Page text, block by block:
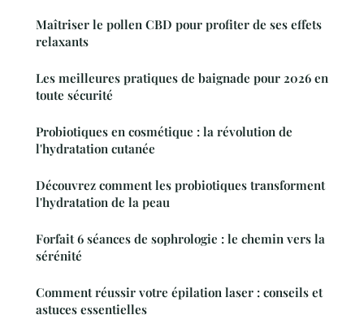
Maîtriser le pollen CBD pour profiter de ses effets
relaxants
Les meilleures pratiques de baignade pour 2026 en
toute sécurité
Probiotiques en cosmétique : la révolution de
l'hydratation cutanée
Découvrez comment les probiotiques transforment
l'hydratation de la peau
Forfait 6 séances de sophrologie : le chemin vers la
sérénité
Comment réussir votre épilation laser : conseils et
astuces essentielles